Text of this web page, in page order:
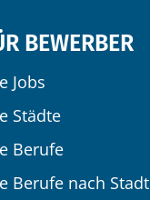
BEWERBER
Jobs
Städte
Berufe
Berufe nach Stadt